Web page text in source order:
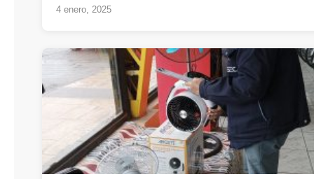
4 enero, 2025